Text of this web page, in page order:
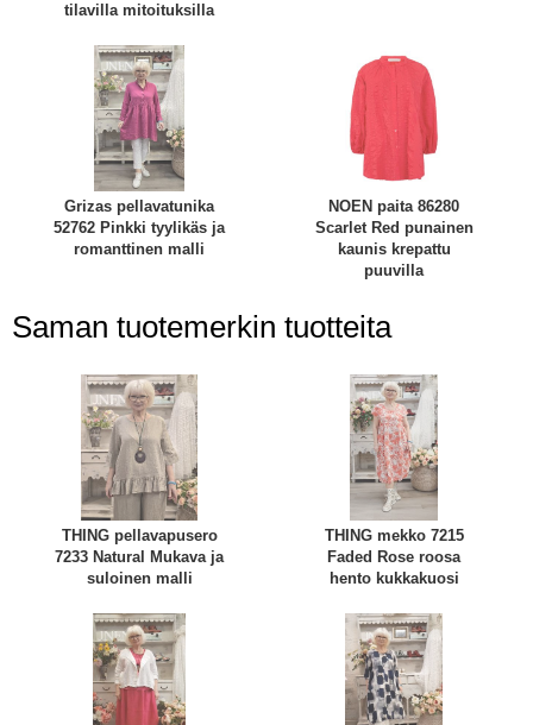
tilavilla mitoituksilla
Grizas pellavatunika
52762 Pinkki tyylikäs ja
romanttinen malli
NOEN paita 86280
Scarlet Red punainen
kaunis krepattu
puuvilla
Saman tuotemerkin tuotteita
THING pellavapusero
7233 Natural Mukava ja
suloinen malli
THING mekko 7215
Faded Rose roosa
hento kukkakuosi